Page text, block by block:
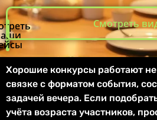
Смотреть
Хорошие конкурсы работают
связке с форматом события,
задачей вечера. Если
учёта возраста участников,